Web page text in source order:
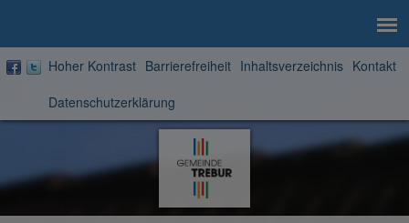
Hoher Kontrast Barrierefreiheit Inhaltsverzeichnis Kontakt
Datenschutzerklärung
Zur
Startseite